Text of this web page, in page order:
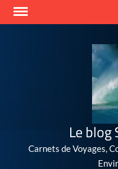
Skip
Le blog
Carnets de Voyages,